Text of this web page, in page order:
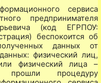
сервиса
предпринимателя
(код ЕГРПОУ:
беспокоится об
данных от
физический лиц,
физический лица –
прошли процедуру